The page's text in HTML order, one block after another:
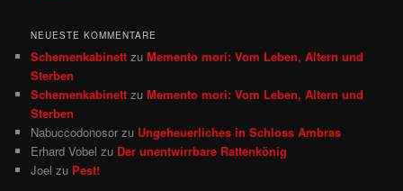
NEUESTE KOMMENTARE
Schemenkabinett zuMemento mori: Vom Leben, Altern und
Sterben
Schemenkabinett zuMemento mori: Vom Leben, Altern und
Sterben
Nabuccodonosor zu Ungeheuerliches in Schloss Ambras
Erhard Vobel zu Der unentwirrbare Rattenkönig
Joel zu Pest!